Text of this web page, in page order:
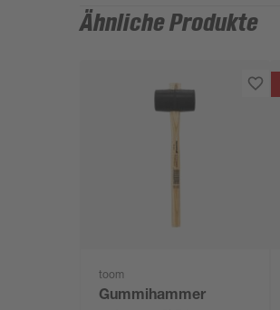
Ähnliche Produkte
toom
Gummihammer